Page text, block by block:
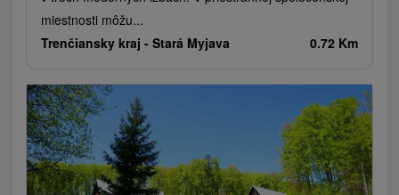
miestnosti môžu...
Trenčiansky kraj - Stará Myjava 0.72 Km